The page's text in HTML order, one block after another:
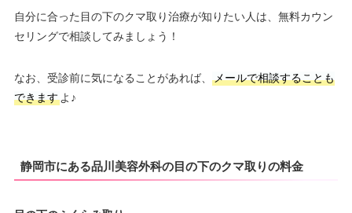
自分に合った目の下のクマ取り治療が知りたい人は、無料カウン
セリングで相談してみましょう！
なお、受診前に気になることがあれば、
メールで相談することも
できますよ♪
静岡市にある品川美容外科の目の下のクマ取りの料金